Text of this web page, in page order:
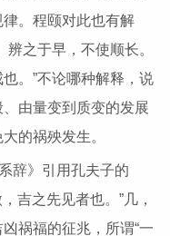
。程颐对此也有解
之于早，不使顺长。
。”不论哪种解释，说
由量变到质变的发展
的祸殃发生。
辞》引用孔夫子的
吉之先见者也。”几，
祸福的征兆，所谓“一